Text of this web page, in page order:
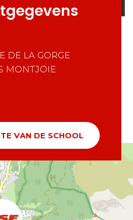
DE LA GORGE
MONTJOIE
VAN DE SCHOOL